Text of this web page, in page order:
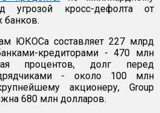
угрозой кросс-дефолта от
банков.
ЮКОСа составляет 227 млрд
кредиторами - 470 млн
процентов, долг перед
- около 100 млн
акционеру, Group
680 млн долларов.